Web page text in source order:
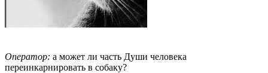
Оператор: а может ли часть Души человека
переинкарнировать в собаку?